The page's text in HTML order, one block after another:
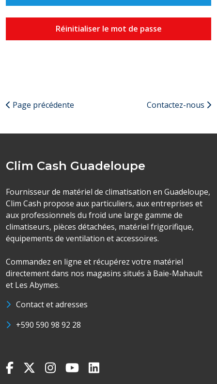
Réinitialiser le mot de passe
Page précédente Contactez-nous
Clim Cash Guadeloupe
Fournisseur de matériel de climatisation en Guadeloupe,
Clim Cash propose aux particuliers, aux entreprises et
aux professionnels du froid une large gamme de
climatiseurs, pièces détachées, matériel frigorifique,
équipements de ventilation et accessoires.
Commandez en ligne et récupérez votre matériel
directement dans nos magasins situés à Baie-Mahault
et Les Abymes.
Contact et adresses
+590 590 98 92 28